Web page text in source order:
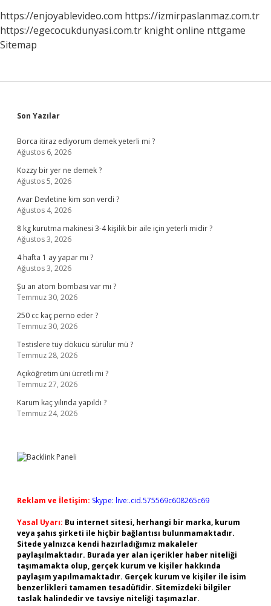
https://enjoyablevideo.com https://izmirpaslanmaz.com.tr
https://egecocukdunyasi.com.tr knight online nttgame
Sitemap
Sidebar
Son Yazılar
Borca itiraz ediyorum demek yeterli mi ?
Ağustos 6, 2026
Kozzy bir yer ne demek ?
Ağustos 5, 2026
Avar Devletine kim son verdi ?
Ağustos 4, 2026
8 kg kurutma makinesi 3-4 kişilik bir aile için yeterli midir ?
Ağustos 3, 2026
4 hafta 1 ay yapar mı ?
Ağustos 3, 2026
Şu an atom bombası var mı ?
Temmuz 30, 2026
250 cc kaç perno eder ?
Temmuz 30, 2026
Testislere tüy dökücü sürülür mü ?
Temmuz 28, 2026
Açıköğretim üni ücretli mi ?
Temmuz 27, 2026
Karum kaç yılında yapıldı ?
Temmuz 24, 2026
Reklam ve İletişim: Skype: live:.cid.575569c608265c69
Yasal Uyarı: Bu internet sitesi, herhangi bir marka, kurum
veya şahıs şirketi ile hiçbir bağlantısı bulunmamaktadır.
Sitede yalnızca kendi hazırladığımız makaleler
paylaşılmaktadır. Burada yer alan içerikler haber niteliği
taşımamakta olup, gerçek kurum ve kişiler hakkında
paylaşım yapılmamaktadır. Gerçek kurum ve kişiler ile isim
benzerlikleri tamamen tesadüfidir. Sitemizdeki bilgiler
taslak halindedir ve tavsiye niteliği taşımazlar.